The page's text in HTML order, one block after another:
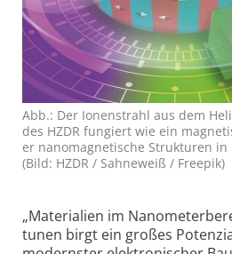
Abb.: Der Ionenstrahl aus dem
des HZDR fungiert wie ein
er nanomagnetische Strukturen in
(Bild: HZDR / Sahneweiß / Freepik)
„Materialien im
tunen birgt ein großes